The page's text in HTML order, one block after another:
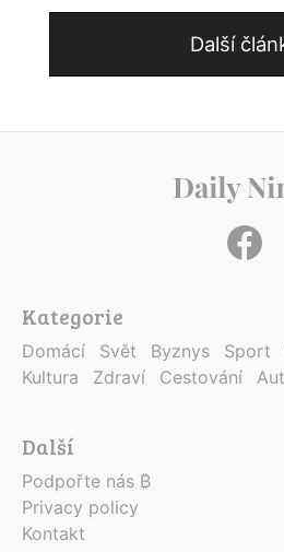
Další
Kategorie
Domácí Svět Byznys Sport
Kultura
Zdraví Cestování
Další
Podpořte nás ₿
Privacy policy
Kontakt